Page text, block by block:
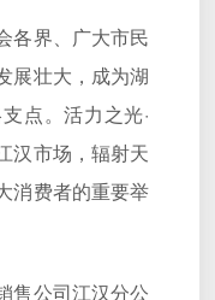
各界、广大市民
展壮大，成为湖
点。活力之光·
汉市场，辐射天
消费者的重要举
售公司江汉分公